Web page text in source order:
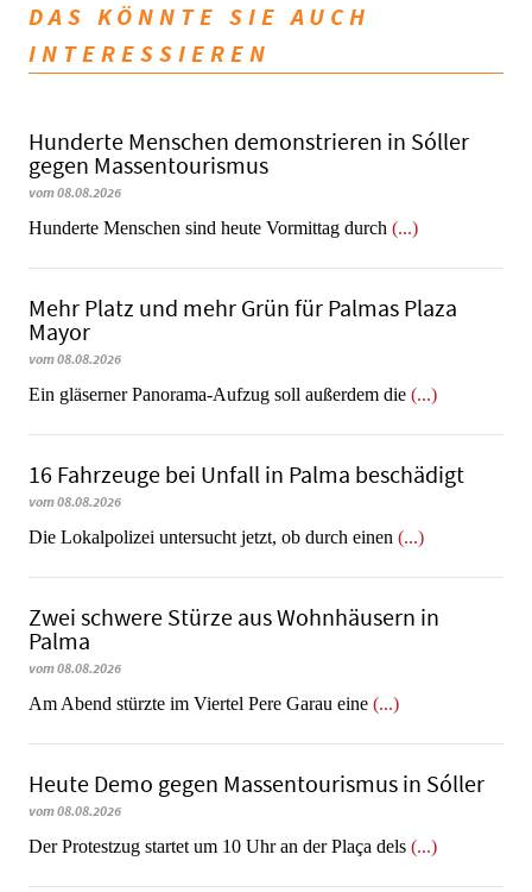
DAS KÖNNTE SIE AUCH
INTERESSIEREN
Hunderte Menschen demonstrieren in Sóller
gegen Massentourismus
vom 08.08.2026
Hunderte Menschen sind heute Vormittag durch (...)
Mehr Platz und mehr Grün für Palmas Plaza
Mayor
vom 08.08.2026
Ein gläserner Panorama-Aufzug soll außerdem die (...)
16 Fahrzeuge bei Unfall in Palma beschädigt
vom 08.08.2026
Die Lokalpolizei untersucht jetzt, ob durch einen (...)
Zwei schwere Stürze aus Wohnhäusern in
Palma
vom 08.08.2026
Am Abend stürzte im Viertel Pere Garau eine (...)
Heute Demo gegen Massentourismus in Sóller
vom 08.08.2026
Der Protestzug startet um 10 Uhr an der Plaça dels (...)